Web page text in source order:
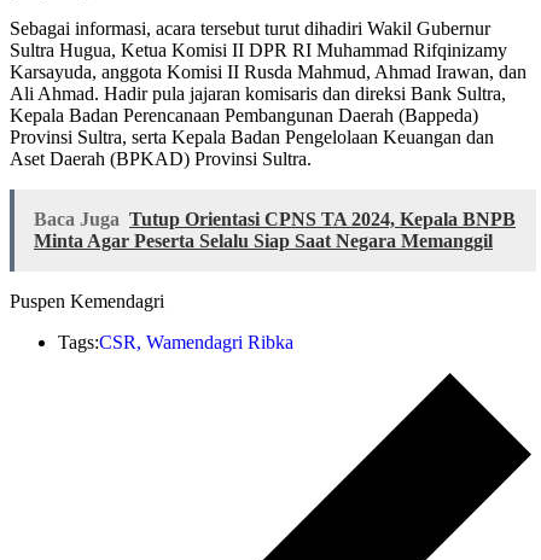
Sebagai informasi, acara tersebut turut dihadiri Wakil Gubernur
Sultra Hugua, Ketua Komisi II DPR RI Muhammad Rifqinizamy
Karsayuda, anggota Komisi II Rusda Mahmud, Ahmad Irawan, dan
Ali Ahmad. Hadir pula jajaran komisaris dan direksi Bank Sultra,
Kepala Badan Perencanaan Pembangunan Daerah (Bappeda)
Provinsi Sultra, serta Kepala Badan Pengelolaan Keuangan dan
Aset Daerah (BPKAD) Provinsi Sultra.
Baca Juga Tutup Orientasi CPNS TA 2024, Kepala BNPB
Minta Agar Peserta Selalu Siap Saat Negara Memanggil
Puspen Kemendagri
Tags:CSR, Wamendagri Ribka